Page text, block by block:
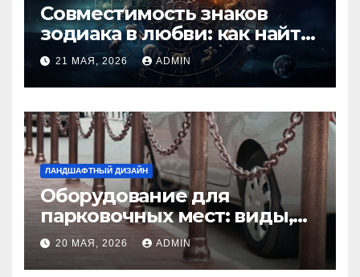
Совместимость знаков
зодиака в любви: как найти
идеальную пару и
избежать конфликтов
21 МАЯ, 2026 ADMIN
ЛАНДШАФТНЫЙ ДИЗАЙН
Оборудование для
парковочных мест: виды,
функции и нормы
установки
20 МАЯ, 2026 ADMIN